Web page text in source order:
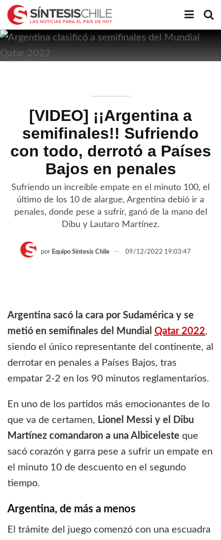
[VIDEO] ¡¡Argentina a
semifinales!! Sufriendo
con todo, derrotó a Países
Bajos en penales
Sufriendo un increíble empate en el minuto 100, el
último de los 10 de alargue, Argentina debió ir a
penales, donde pese a sufrir, ganó de la mano del
Dibu y Lautaro Martínez.
por Equipo Síntesis Chile 09/12/2022 19:03:47
Argentina sacó la cara por Sudamérica y se
metió en semifinales del Mundial Qatar 2022,
siendo el único representante del continente, al
derrotar en penales a Países Bajos, tras
empatar 2-2 en los 90 minutos reglamentarios.
En uno de los partidos más emocionantes de lo
que va de certamen, Lionel Messi y el Dibu
Martínez comandaron a una Albiceleste que
sacó corazón y garra pese a sufrir un empate en
el minuto 10 de descuento en el segundo
tiempo.
Argentina, de más a menos
El trámite del juego comenzó con una escuadra